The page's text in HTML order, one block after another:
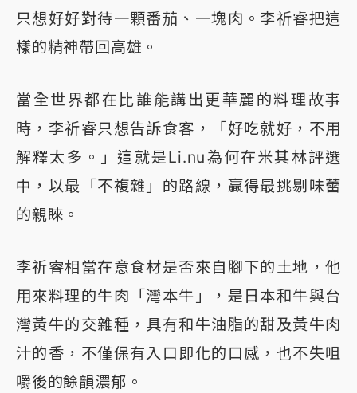
只想好好對待一顆番茄、一塊肉。李祈睿把這
樣的精神帶回高雄。
當全世界都在比誰能講出更華麗的料理故事
時，李祈睿只想告訴食客，「好吃就好，不用
解釋太多。」這就是Li.nu為何在米其林評選
中，以最「不複雜」的路線，贏得最挑剔味蕾
的親睞。
李祈睿相當在意食材是否來自腳下的土地，他
用來料理的牛肉「灣本牛」，是日本和牛與台
灣黃牛的交雜種，具有和牛油脂的甜及黃牛肉
汁的香，不僅保有入口即化的口感，也不失咀
嚼後的餘韻濃郁。